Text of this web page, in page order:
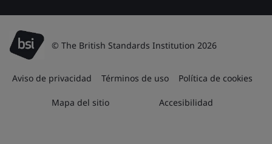
© The British Standards Institution 2026
Aviso de privacidad Términos de uso Política de cookies
Mapa del sitio Accesibilidad